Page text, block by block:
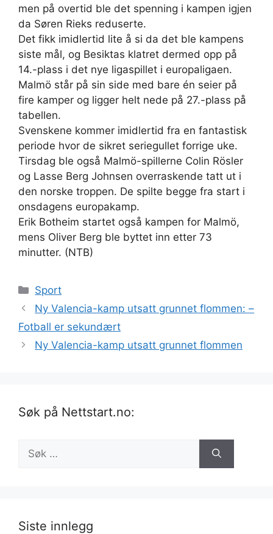
men på overtid ble det spenning i kampen igjen
da Søren Rieks reduserte.
Det fikk imidlertid lite å si da det ble kampens
siste mål, og Besiktas klatret dermed opp på
14.-plass i det nye ligaspillet i europaligaen.
Malmö står på sin side med bare én seier på
fire kamper og ligger helt nede på 27.-plass på
tabellen.
Svenskene kommer imidlertid fra en fantastisk
periode hvor de sikret seriegullet forrige uke.
Tirsdag ble også Malmö-spillerne Colin Rösler
og Lasse Berg Johnsen overraskende tatt ut i
den norske troppen. De spilte begge fra start i
onsdagens europakamp.
Erik Botheim startet også kampen for Malmö,
mens Oliver Berg ble byttet inn etter 73
minutter. (NTB)
Kategorier
Sport
Ny Valencia-kamp utsatt grunnet flommen: –
Fotball er sekundært
Ny Valencia-kamp utsatt grunnet flommen
Søk på Nettstart.no:
etter:
Siste innlegg